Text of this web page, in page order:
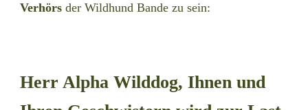
Verhörsder Wildhund Bande zu sein:
Herr Alpha Wilddog, Ihnen und